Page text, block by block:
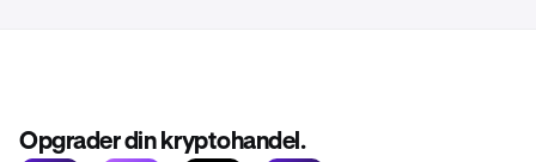
Opgrader din kryptohandel.